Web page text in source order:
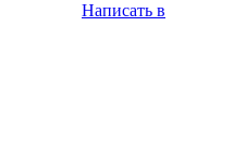
Написать в